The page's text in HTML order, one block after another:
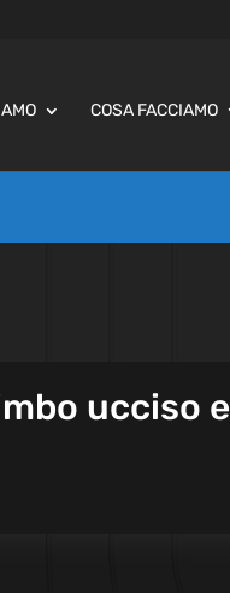
COSA FACCIAMO
ucciso e